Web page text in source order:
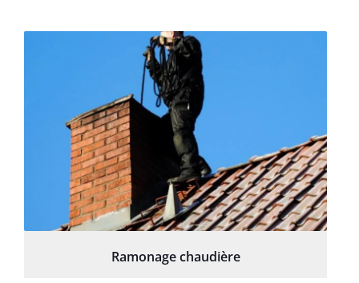
Ramonage chaudière